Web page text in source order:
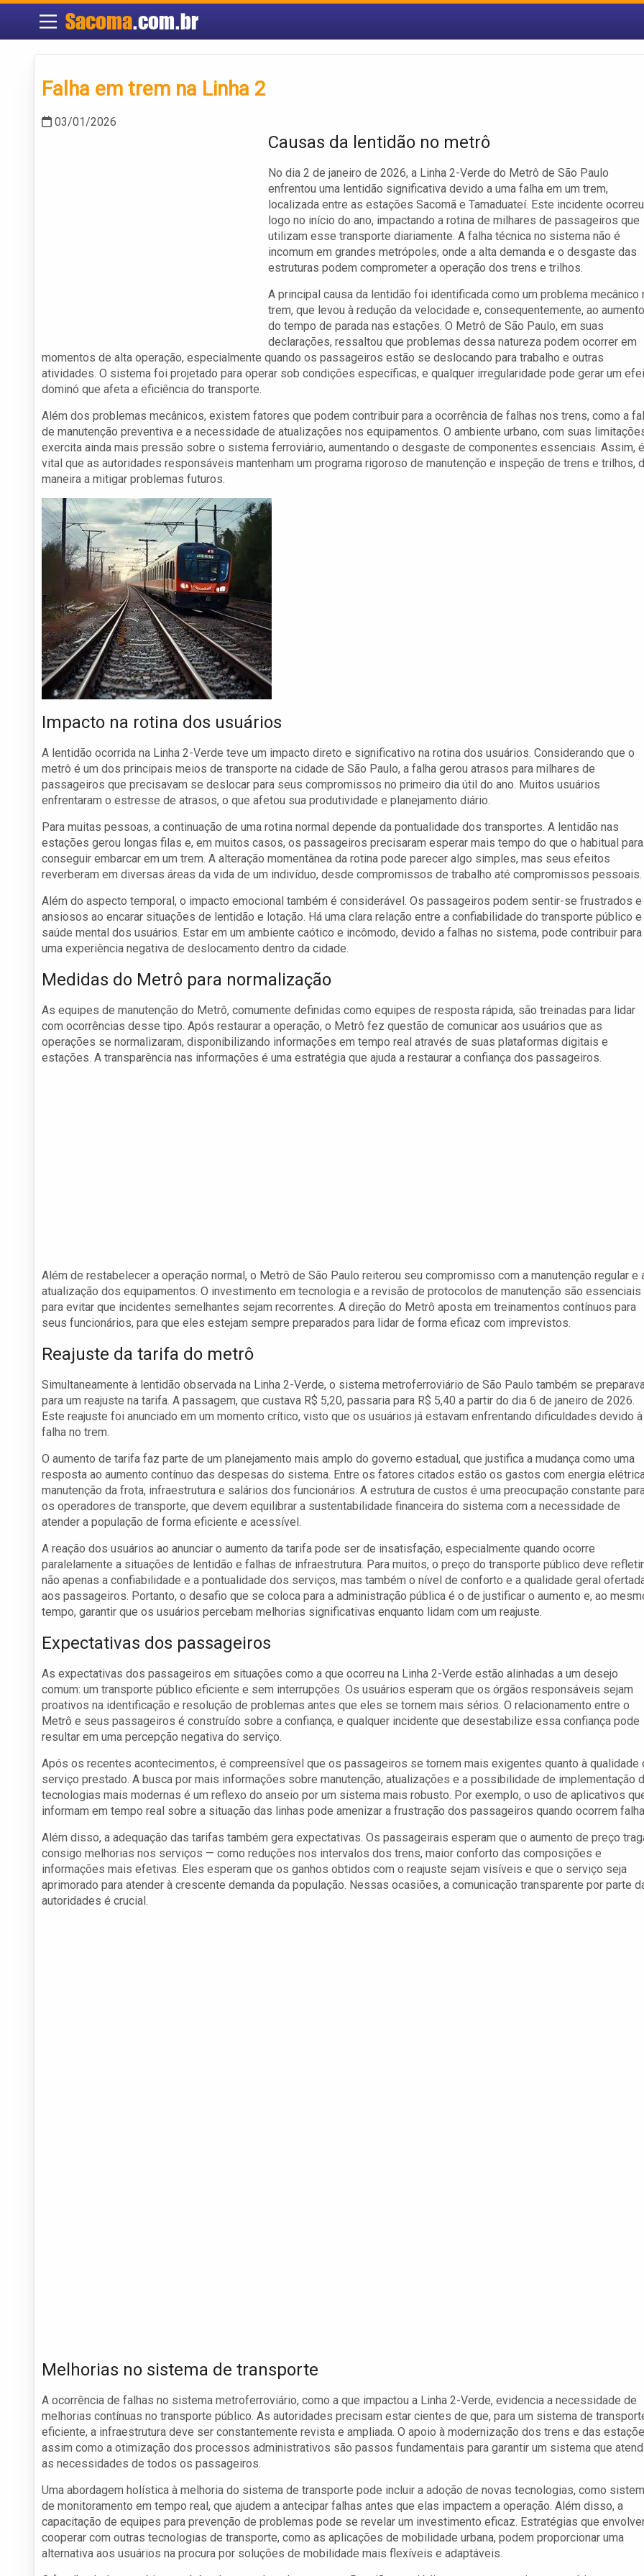
Sacoma.com.br
Falha em trem na Linha 2
03/01/2026
Causas da lentidão no metrô
No dia 2 de janeiro de 2026, a Linha 2-Verde do Metrô de São Paulo
enfrentou uma lentidão significativa devido a uma falha em um trem,
localizada entre as estações Sacomã e Tamaduateí. Este incidente ocorreu
logo no início do ano, impactando a rotina de milhares de passageiros que
utilizam esse transporte diariamente. A falha técnica no sistema não é
incomum em grandes metrópoles, onde a alta demanda e o desgaste das
estruturas podem comprometer a operação dos trens e trilhos.
A principal causa da lentidão foi identificada como um problema mecânico
trem, que levou à redução da velocidade e, consequentemente, ao aumento
do tempo de parada nas estações. O Metrô de São Paulo, em suas
declarações, ressaltou que problemas dessa natureza podem ocorrer em
momentos de alta operação, especialmente quando os passageiros estão se deslocando para trabalho e outras
atividades. O sistema foi projetado para operar sob condições específicas, e qualquer irregularidade pode gerar um
dominó que afeta a eficiência do transporte.
Além dos problemas mecânicos, existem fatores que podem contribuir para a ocorrência de falhas nos trens, como a
de manutenção preventiva e a necessidade de atualizações nos equipamentos. O ambiente urbano, com suas
exercita ainda mais pressão sobre o sistema ferroviário, aumentando o desgaste de componentes essenciais. Assim, é
vital que as autoridades responsáveis mantenham um programa rigoroso de manutenção e inspeção de trens e trilhos,
maneira a mitigar problemas futuros.
Impacto na rotina dos usuários
A lentidão ocorrida na Linha 2-Verde teve um impacto direto e significativo na rotina dos usuários. Considerando que o
metrô é um dos principais meios de transporte na cidade de São Paulo, a falha gerou atrasos para milhares de
passageiros que precisavam se deslocar para seus compromissos no primeiro dia útil do ano. Muitos usuários
enfrentaram o estresse de atrasos, o que afetou sua produtividade e planejamento diário.
Para muitas pessoas, a continuação de uma rotina normal depende da pontualidade dos transportes. A lentidão nas
estações gerou longas filas e, em muitos casos, os passageiros precisaram esperar mais tempo do que o habitual para
conseguir embarcar em um trem. A alteração momentânea da rotina pode parecer algo simples, mas seus efeitos
reverberam em diversas áreas da vida de um indivíduo, desde compromissos de trabalho até compromissos pessoais.
Além do aspecto temporal, o impacto emocional também é considerável. Os passageiros podem sentir-se frustrados e
ansiosos ao encarar situações de lentidão e lotação. Há uma clara relação entre a confiabilidade do transporte público e
saúde mental dos usuários. Estar em um ambiente caótico e incômodo, devido a falhas no sistema, pode contribuir para
uma experiência negativa de deslocamento dentro da cidade.
Medidas do Metrô para normalização
As equipes de manutenção do Metrô, comumente definidas como equipes de resposta rápida, são treinadas para lidar
com ocorrências desse tipo. Após restaurar a operação, o Metrô fez questão de comunicar aos usuários que as
operações se normalizaram, disponibilizando informações em tempo real através de suas plataformas digitais e
estações. A transparência nas informações é uma estratégia que ajuda a restaurar a confiança dos passageiros.
Além de restabelecer a operação normal, o Metrô de São Paulo reiterou seu compromisso com a manutenção regular e
atualização dos equipamentos. O investimento em tecnologia e a revisão de protocolos de manutenção são essenciais
para evitar que incidentes semelhantes sejam recorrentes. A direção do Metrô aposta em treinamentos contínuos para
seus funcionários, para que eles estejam sempre preparados para lidar de forma eficaz com imprevistos.
Reajuste da tarifa do metrô
Simultaneamente à lentidão observada na Linha 2-Verde, o sistema metroferroviário de São Paulo também se
para um reajuste na tarifa. A passagem, que custava R$ 5,20, passaria para R$ 5,40 a partir do dia 6 de janeiro de 2026.
Este reajuste foi anunciado em um momento crítico, visto que os usuários já estavam enfrentando dificuldades devido à
falha no trem.
O aumento de tarifa faz parte de um planejamento mais amplo do governo estadual, que justifica a mudança como uma
resposta ao aumento contínuo das despesas do sistema. Entre os fatores citados estão os gastos com energia
manutenção da frota, infraestrutura e salários dos funcionários. A estrutura de custos é uma preocupação constante
os operadores de transporte, que devem equilibrar a sustentabilidade financeira do sistema com a necessidade de
atender a população de forma eficiente e acessível.
A reação dos usuários ao anunciar o aumento da tarifa pode ser de insatisfação, especialmente quando ocorre
paralelamente a situações de lentidão e falhas de infraestrutura. Para muitos, o preço do transporte público deve refletir
não apenas a confiabilidade e a pontualidade dos serviços, mas também o nível de conforto e a qualidade geral
aos passageiros. Portanto, o desafio que se coloca para a administração pública é o de justificar o aumento e, ao
tempo, garantir que os usuários percebam melhorias significativas enquanto lidam com um reajuste.
Expectativas dos passageiros
As expectativas dos passageiros em situações como a que ocorreu na Linha 2-Verde estão alinhadas a um desejo
comum: um transporte público eficiente e sem interrupções. Os usuários esperam que os órgãos responsáveis sejam
proativos na identificação e resolução de problemas antes que eles se tornem mais sérios. O relacionamento entre o
Metrô e seus passageiros é construído sobre a confiança, e qualquer incidente que desestabilize essa confiança pode
resultar em uma percepção negativa do serviço.
Após os recentes acontecimentos, é compreensível que os passageiros se tornem mais exigentes quanto à qualidade
serviço prestado. A busca por mais informações sobre manutenção, atualizações e a possibilidade de implementação
tecnologias mais modernas é um reflexo do anseio por um sistema mais robusto. Por exemplo, o uso de aplicativos
informam em tempo real sobre a situação das linhas pode amenizar a frustração dos passageiros quando ocorrem
Além disso, a adequação das tarifas também gera expectativas. Os passageirais esperam que o aumento de preço
consigo melhorias nos serviços — como reduções nos intervalos dos trens, maior conforto das composições e
informações mais efetivas. Eles esperam que os ganhos obtidos com o reajuste sejam visíveis e que o serviço seja
aprimorado para atender à crescente demanda da população. Nessas ocasiões, a comunicação transparente por parte
autoridades é crucial.
Melhorias no sistema de transporte
A ocorrência de falhas no sistema metroferroviário, como a que impactou a Linha 2-Verde, evidencia a necessidade de
melhorias contínuas no transporte público. As autoridades precisam estar cientes de que, para um sistema de
eficiente, a infraestrutura deve ser constantemente revista e ampliada. O apoio à modernização dos trens e das
assim como a otimização dos processos administrativos são passos fundamentais para garantir um sistema que
as necessidades de todos os passageiros.
Uma abordagem holística à melhoria do sistema de transporte pode incluir a adoção de novas tecnologias, como
de monitoramento em tempo real, que ajudem a antecipar falhas antes que elas impactem a operação. Além disso, a
capacitação de equipes para prevenção de problemas pode se revelar um investimento eficaz. Estratégias que
cooperar com outras tecnologias de transporte, como as aplicações de mobilidade urbana, podem proporcionar uma
alternativa aos usuários na procura por soluções de mobilidade mais flexíveis e adaptáveis.